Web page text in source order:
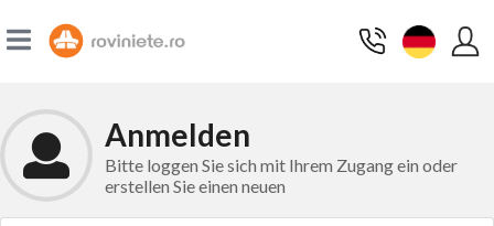
Anmelden
Bitte loggen Sie sich mit Ihrem Zugang ein oder
erstellen Sie einen neuen